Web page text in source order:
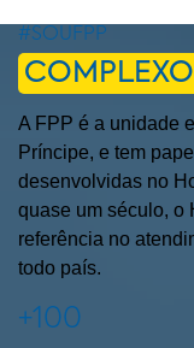
#SOUFPP
A FPP é a unidade
Príncipe, e tem
desenvolvidas no
quase um século, o
referência no
todo país.
+100